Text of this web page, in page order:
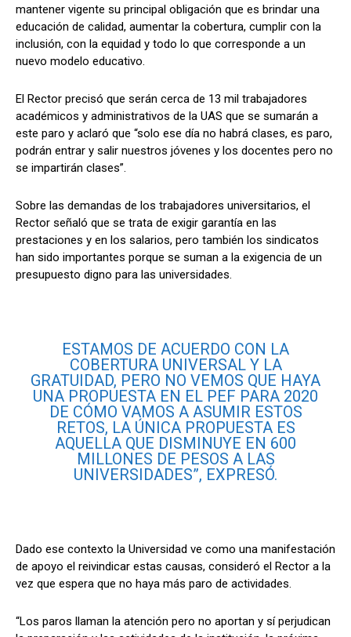
mantener vigente su principal obligación que es brindar una
educación de calidad, aumentar la cobertura, cumplir con la
inclusión, con la equidad y todo lo que corresponde a un
nuevo modelo educativo.
El Rector precisó que serán cerca de 13 mil trabajadores
académicos y administrativos de la UAS que se sumarán a
este paro y aclaró que “solo ese día no habrá clases, es paro,
podrán entrar y salir nuestros jóvenes y los docentes pero no
se impartirán clases”.
Sobre las demandas de los trabajadores universitarios, el
Rector señaló que se trata de exigir garantía en las
prestaciones y en los salarios, pero también los sindicatos
han sido importantes porque se suman a la exigencia de un
presupuesto digno para las universidades.
ESTAMOS DE ACUERDO CON LA
COBERTURA UNIVERSAL Y LA
GRATUIDAD, PERO NO VEMOS QUE HAYA
UNA PROPUESTA EN EL PEF PARA 2020
DE CÓMO VAMOS A ASUMIR ESTOS
RETOS, LA ÚNICA PROPUESTA ES
AQUELLA QUE DISMINUYE EN 600
MILLONES DE PESOS A LAS
UNIVERSIDADES”, EXPRESÓ.
Dado ese contexto la Universidad ve como una manifestación
de apoyo el reivindicar estas causas, consideró el Rector a la
vez que espera que no haya más paro de actividades.
“Los paros llaman la atención pero no aportan y sí perjudican